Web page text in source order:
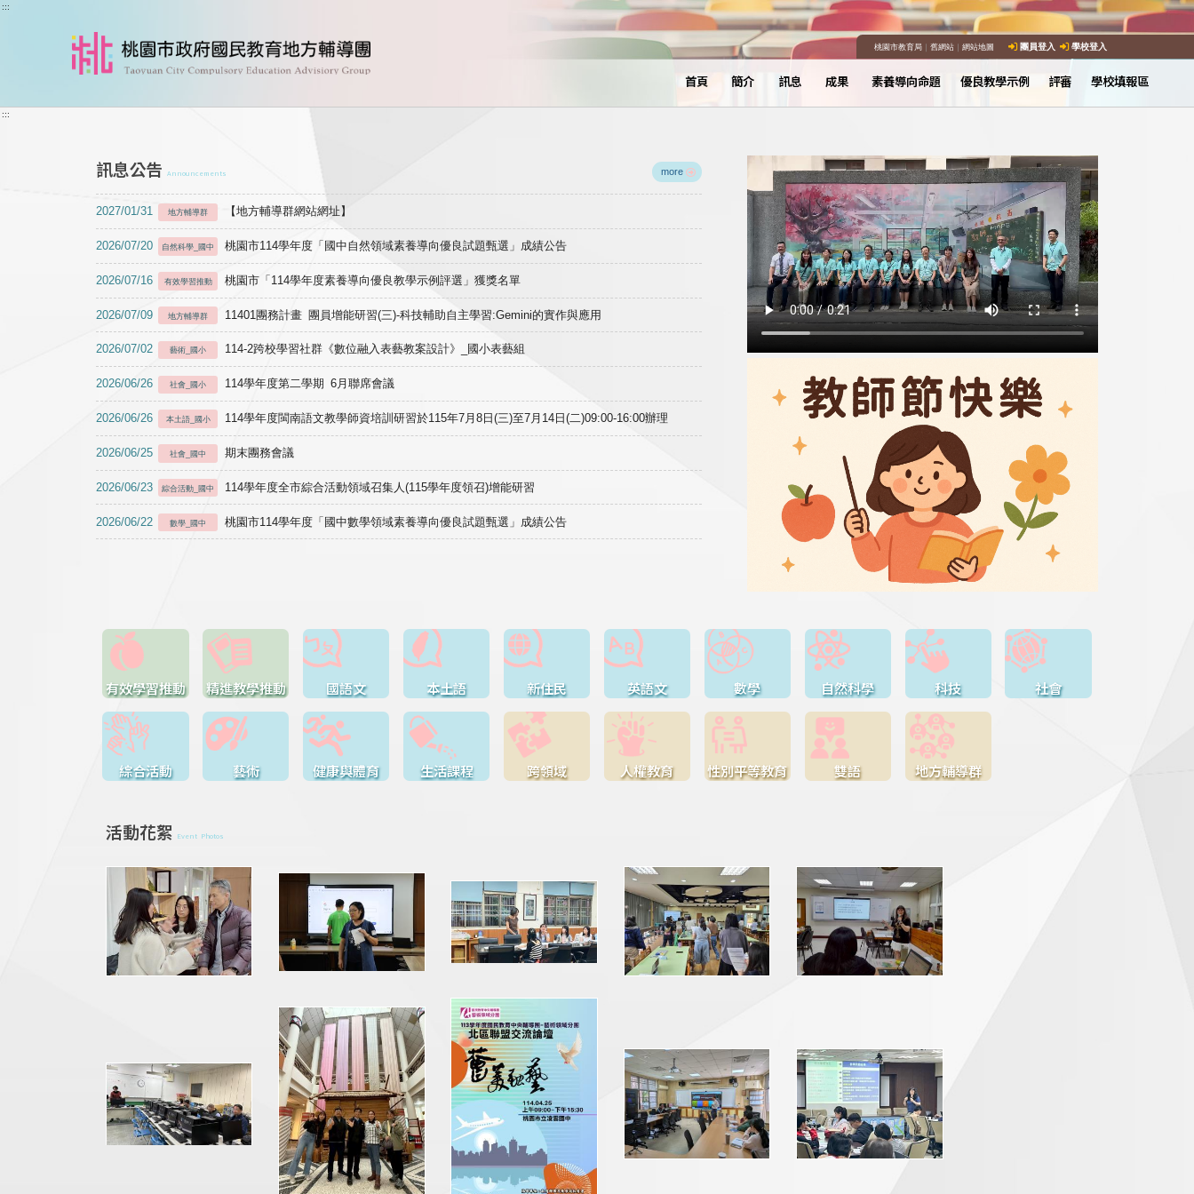
跳到主要內容
:::
桃園市教育局｜ 舊網站｜ 網站地圖 團員登入 學校登入
首頁 簡介 訊息 成果 素養導向命題 優良教學示例 評審 學校填報區
:::
訊息公告 Announcements more
2027/01/31 地方輔導群 【地方輔導群網站網址】
2026/07/20 自然科學_國中 桃園市114學年度「國中自然領域素養導向優良試題甄選」成績公告
2026/07/16 有效學習推動 桃園市「114學年度素養導向優良教學示例評選」獲獎名單
2026/07/09 地方輔導群 11401團務計畫 團員增能研習(三)-科技輔助自主學習:Gemini的實作與應用
2026/07/02 藝術_國小 114-2跨校學習社群《數位融入表藝教案設計》_國小表藝組
2026/06/26 社會_國小 114學年度第二學期 6月聯席會議
2026/06/26 本土語_國小 114學年度閩南語文教學師資培訓研習於115年7月8日(三)至7月14日(二)09:00-16:00辦理
2026/06/25 社會_國中 期末團務會議
2026/06/23 綜合活動_國中 114學年度全市綜合活動領域召集人(115學年度領召)增能研習
2026/06/22 數學_國中 桃園市114學年度「國中數學領域素養導向優良試題甄選」成績公告
有效學習推動 精進教學推動 國語文 本土語 新住民 英語文 數學 自然科學 科技 社會
綜合活動 藝術 健康與體育 生活課程 跨領域 人權教育 性別平等教育 雙語 地方輔導群
活動花絮 Event Photos